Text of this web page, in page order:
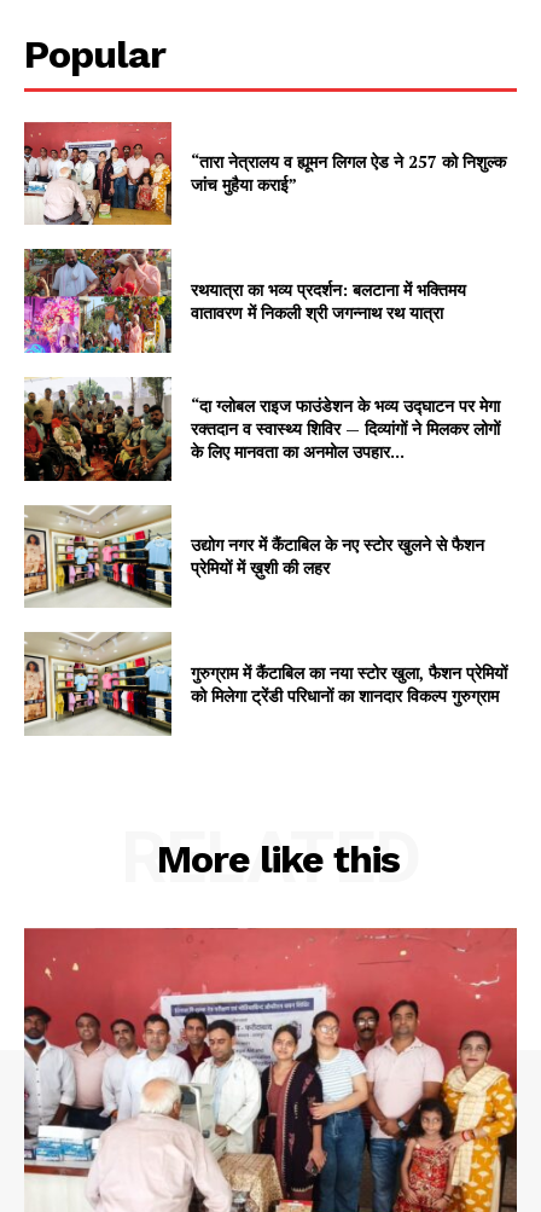
Popular
“तारा नेत्रालय व ह्यूमन लिगल ऐड ने 257 को निशुल्क
जांच मुहैया कराई”
रथयात्रा का भव्य प्रदर्शन: बलटाना में भक्तिमय
वातावरण में निकली श्री जगन्नाथ रथ यात्रा
“दा ग्लोबल राइज फाउंडेशन के भव्य उद्घाटन पर मेगा
रक्तदान व स्वास्थ्य शिविर — दिव्यांगों ने मिलकर लोगों
के लिए मानवता का अनमोल उपहार...
उद्योग नगर में कैंटाबिल के नए स्टोर खुलने से फैशन
प्रेमियों में ख़ुशी की लहर
गुरुग्राम में कैंटाबिल का नया स्टोर खुला, फैशन प्रेमियों
को मिलेगा ट्रेंडी परिधानों का शानदार विकल्प गुरुग्राम
More like this
RELATED